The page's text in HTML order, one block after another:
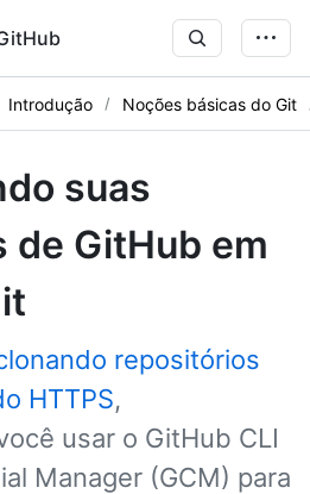
Introdução Noções básicas do Git
suas
de GitHub em
repositórios
HTTPS,
usar o GitHub CLI
Manager (GCM) para